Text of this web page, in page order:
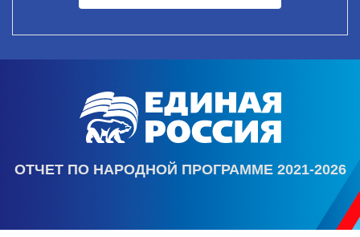
ОТЧЕТ ПО НАРОДНОЙ ПРОГРАММЕ 2021-2026